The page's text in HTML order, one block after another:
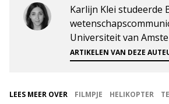
Karlijn Klei studeerde
Universiteit van
ARTIKELEN VAN DEZE
LEES MEER OVER FILMPJE HELIKOPTER